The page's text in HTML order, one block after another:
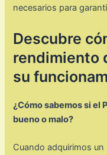
necesarios para
Descubre
rendimiento
su
¿Cómo sabemos si el
bueno o malo?
Cuando adquirimos